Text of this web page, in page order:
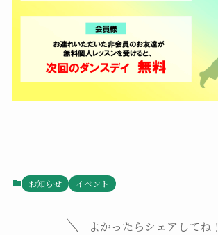
お知らせ イベント
よかったらシェアしてね！